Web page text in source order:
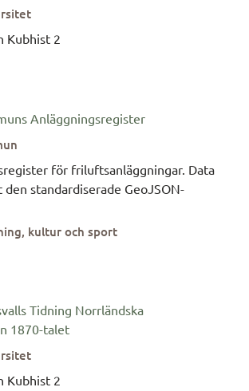
Kubhist 2
Anläggningsregister
för friluftsanläggningar. Data
standardiserade GeoJSON-
kultur och sport
Tidning Norrländska
1870-talet
Kubhist 2